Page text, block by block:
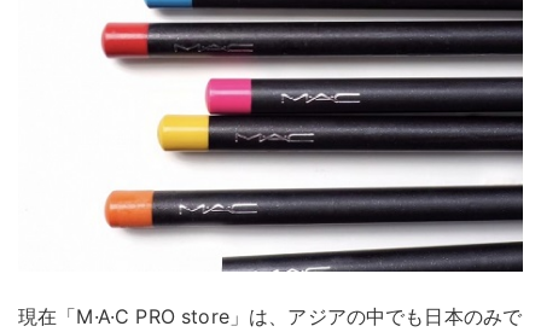
現在「M·A·C PRO store」は、アジアの中でも日本のみで